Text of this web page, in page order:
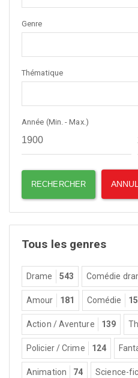
Genre
Thématique
Année (Min. - Max.)
Tous les genres
Drame 543 Comédie
Amour 181 Comédie
Action / Aventure 139
Policier / Crime 124
Animation 74 Science-